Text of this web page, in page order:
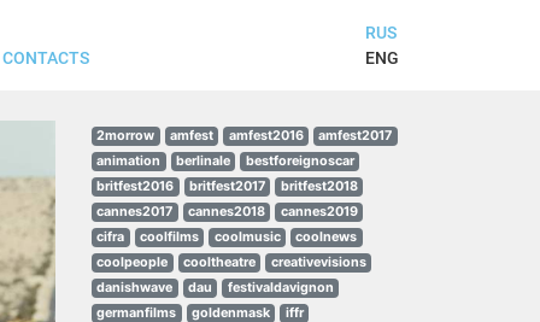
CONTACTS
RUS
ENG
2morrow amfest amfest2016
amfest2017
animation
berlinale
bestforeignoscar
britfest2016
britfest2017
britfest2018
cannes2017
cannes2018
cannes2019
cifra
coolfilms coolmusic
coolnews
coolpeople
cooltheatre
creativevisions
danishwave
dau
festivaldavignon
germanfilms
goldenmask
iffr